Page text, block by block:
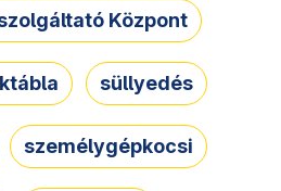
Központ
süllyedés
személygépkocsi